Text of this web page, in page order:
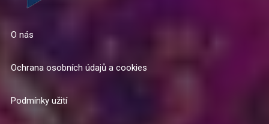
O nás
Ochrana osobních údajů a cookies
Podmínky užití